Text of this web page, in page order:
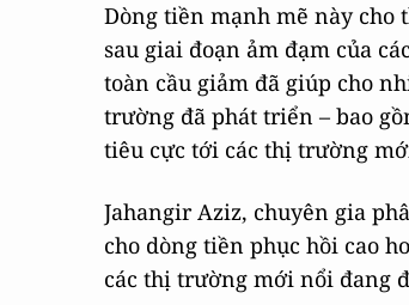
Dòng tiền mạnh mẽ này cho
sau giai đoạn ảm đạm của
toàn cầu giảm đã giúp cho
trường đã phát triển – bao
tiêu cực tới các thị trường
Jahangir Aziz, chuyên gia
cho dòng tiền phục hồi cao
các thị trường mới nổi đang